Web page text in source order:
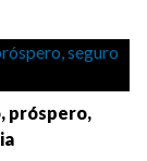
próspero,